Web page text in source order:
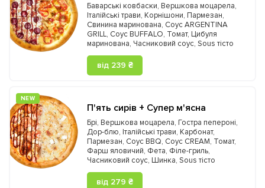
Баварські ковбаски, Вершкова моцарела,
Італійські трави, Корнішони, Пармезан,
Свинина маринована, Соус ARGENTINA
GRILL, Соус BUFFALO, Томат, Цибуля
маринована, Часниковий соус, Sous тісто
від 239 ₴
NEW
П'ять сирів + Супер м'ясна
Брі, Вершкова моцарела, Гостра пепероні,
Дор-блю, Італійські трави, Карбонат,
Пармезан, Соус BBQ, Соус CREAM, Томат,
Фарш яловичий, Фета, Філе-гриль,
Часниковий соус, Шинка, Sous тісто
від 279 ₴